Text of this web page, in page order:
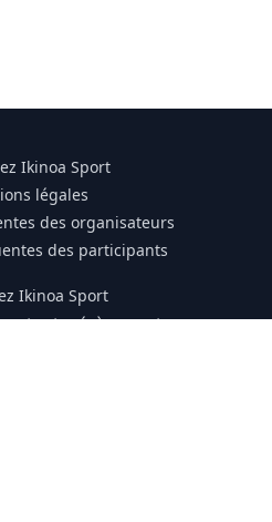
Ikinoa Sport
légales
des organisateurs
des participants
Ikinoa Sport
votre évènement